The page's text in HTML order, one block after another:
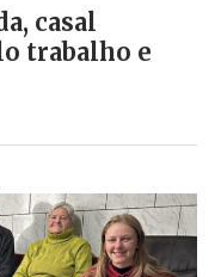
casal
trabalho e